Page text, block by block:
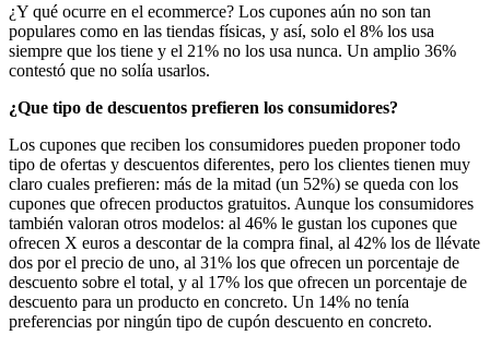
¿Y qué ocurre en el ecommerce? Los cupones aún no son tan
populares como en las tiendas físicas, y así, solo el 8% los usa
siempre que los tiene y el 21% no los usa nunca. Un amplio 36%
contestó que no solía usarlos.
¿Que tipo de descuentos prefieren los consumidores?
Los cupones que reciben los consumidores pueden proponer todo
tipo de ofertas y descuentos diferentes, pero los clientes tienen muy
claro cuales prefieren: más de la mitad (un 52%) se queda con los
cupones que ofrecen productos gratuitos. Aunque los consumidores
también valoran otros modelos: al 46% le gustan los cupones que
ofrecen X euros a descontar de la compra final, al 42% los de llévate
dos por el precio de uno, al 31% los que ofrecen un porcentaje de
descuento sobre el total, y al 17% los que ofrecen un porcentaje de
descuento para un producto en concreto. Un 14% no tenía
preferencias por ningún tipo de cupón descuento en concreto.